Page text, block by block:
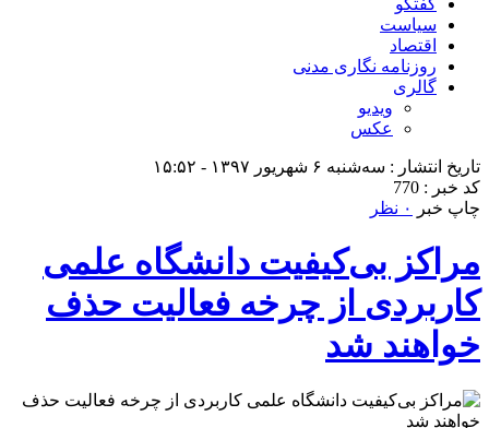
گفتگو
سیاست
اقتصاد
روزنامه نگاری مدنی
گالری
ویدیو
عکس
تاریخ انتشار : سه‌شنبه ۶ شهریور ۱۳۹۷ - ۱۵:۵۲
کد خبر : 770
چاپ خبر
۰ نظر
مراکز بی‌کیفیت دانشگاه علمی
کاربردی از چرخه فعالیت حذف
خواهند شد